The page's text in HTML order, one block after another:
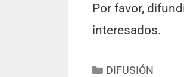
Por favor,
interesados.
DIFUSIÓN